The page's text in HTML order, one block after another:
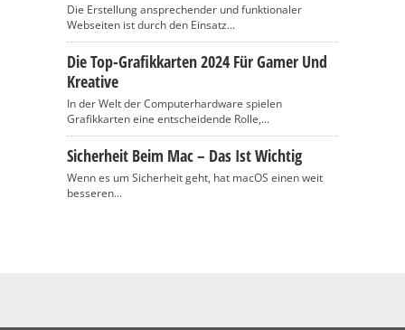
Die Erstellung ansprechender und funktionaler
Webseiten ist durch den Einsatz...
Die Top-Grafikkarten 2024 Für Gamer Und
Kreative
In der Welt der Computerhardware spielen
Grafikkarten eine entscheidende Rolle,...
Sicherheit Beim Mac – Das Ist Wichtig
Wenn es um Sicherheit geht, hat macOS einen weit
besseren...